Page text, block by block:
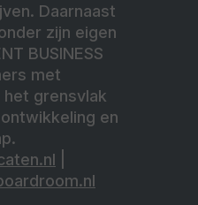
Daarnaast
zijn eigen
BUSINESS
met
grensvlak
en